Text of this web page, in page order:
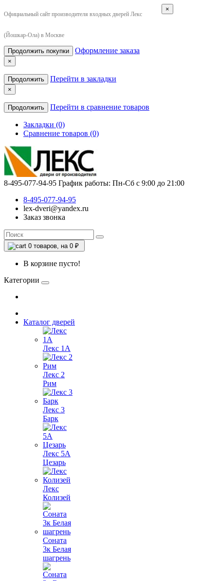
Официальный сайт производителя входных дверей Лекс
(Йошкар-Ола) в Москве
×
Продолжить покупки Оформление заказа
×
Продолжить Перейти в закладки
×
Продолжить Перейти в сравнение товаров
Закладки (0)
Сравнение товаров (0)
8-495-077-94-95 График работы: Пн-Сб с 9:00 до 21:00
8-495-077-94-95
lex-dveri@yandex.ru
Заказ звонка
0 товаров, на 0 ₽
В корзине пусто!
Категории
Каталог дверей
Лекс 1А
Лекс 2
Рим
Лекс 3
Барк
Лекс 5А
Цезарь
Лекс
Колизей
Соната
3к Белая
шагрень